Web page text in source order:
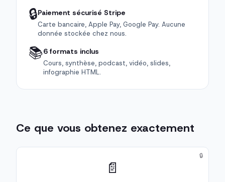
🔒Paiement sécurisé Stripe
Carte bancaire, Apple Pay, Google Pay. Aucune
donnée stockée chez nous.
📚6 formats inclus
Cours, synthèse, podcast, vidéo, slides,
infographie HTML.
Ce que vous obtenez exactement
📄
🔒